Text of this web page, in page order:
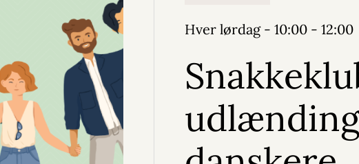
Hver lørdag - 10:00 - 12:00